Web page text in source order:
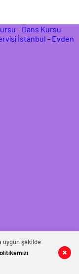
uygun şekilde
- Dans Kursu
İstanbul - Evden